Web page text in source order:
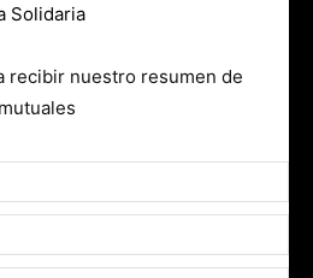
Solidaria
recibir nuestro resumen de